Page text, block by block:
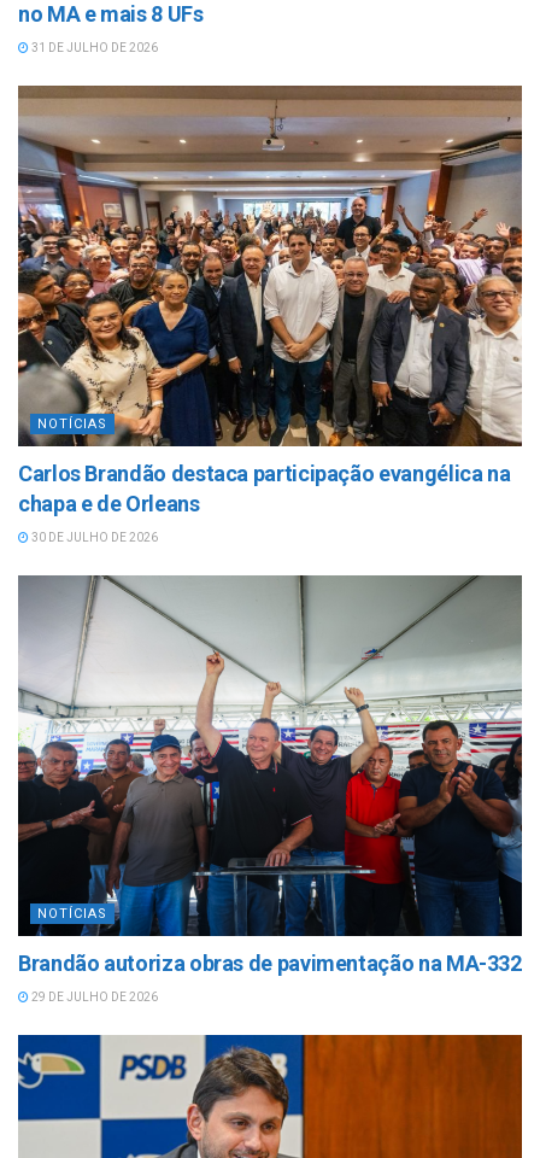
no MA e mais 8 UFs
31 DE JULHO DE 2026
NOTÍCIAS
Carlos Brandão destaca participação evangélica na
chapa e de Orleans
30 DE JULHO DE 2026
NOTÍCIAS
Brandão autoriza obras de pavimentação na MA-332
29 DE JULHO DE 2026